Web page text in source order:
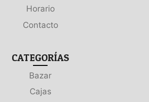
Horario
Contacto
CATEGORÍAS
Bazar
Cajas